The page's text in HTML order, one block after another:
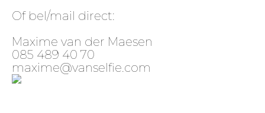
Of bel/mail direct:
Maxime van der Maesen
085 489 40 70
maxime@vanselfie.com